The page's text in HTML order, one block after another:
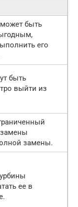
быть
его
быть
выйти из
замены
замены.
ее в